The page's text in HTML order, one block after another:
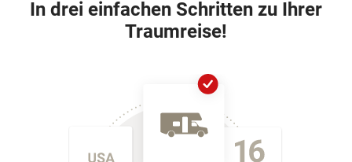
In drei einfachen Schritten zu Ihrer
Traumreise!